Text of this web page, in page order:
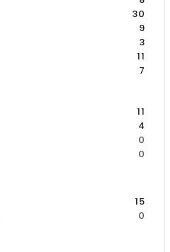
30
9
3
11
7
4
7
11
4
0
0
15
0